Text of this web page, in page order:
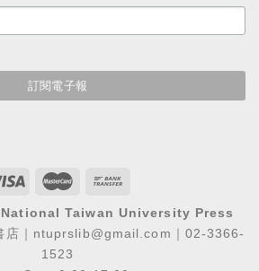
National Taiwan University Press
店｜ntuprslib@gmail.com｜02-3366-
1523